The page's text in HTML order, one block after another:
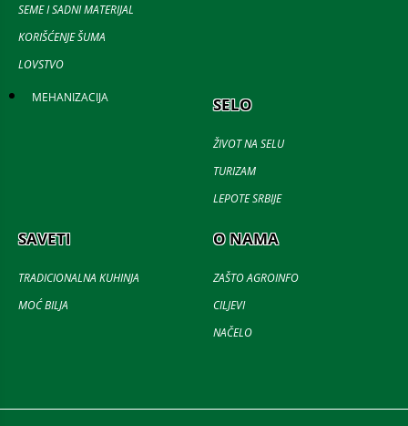
SEME I SADNI MATERIJAL
KORIŠĆENJE ŠUMA
LOVSTVO
MEHANIZACIJA SELO
ŽIVOT NA SELU
TURIZAM
LEPOTE SRBIJE
SAVETI
TRADICIONALNA KUHINJA
MOĆ BILJA
O NAMA
ZAŠTO AGROINFO
CILJEVI
NAČELO